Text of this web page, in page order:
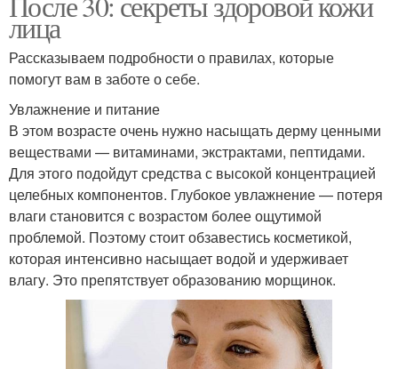
лица
Рассказываем подробности о правилах, которые
помогут вам в заботе о себе.
Увлажнение и питание
В этом возрасте очень нужно насыщать дерму ценными
веществами — витаминами, экстрактами, пептидами.
Для этого подойдут средства с высокой концентрацией
целебных компонентов. Глубокое увлажнение — потеря
влаги становится с возрастом более ощутимой
проблемой. Поэтому стоит обзавестись косметикой,
которая интенсивно насыщает водой и удерживает
влагу. Это препятствует образованию морщинок.